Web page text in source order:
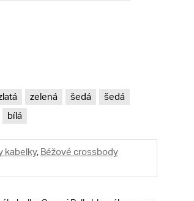
zelená šedá
šedá
bílá
kabelky, Béžové crossbody